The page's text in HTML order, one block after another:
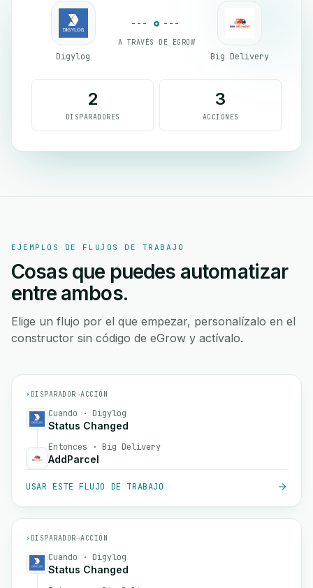
Digylog
A TRAVÉS DE EGROW
Big Delivery
2
DISPARADORES
3
ACCIONES
EJEMPLOS DE FLUJOS DE TRABAJO
Cosas que puedes automatizar
entre ambos.
Elige un flujo por el que empezar, personalízalo en el
constructor sin código de eGrow y actívalo.
⚡ DISPARADOR→ACCIÓN
Cuando · Digylog
Status Changed
Entonces · Big Delivery
AddParcel
USAR ESTE FLUJO DE TRABAJO
⚡ DISPARADOR→ACCIÓN
Cuando · Digylog
Status Changed